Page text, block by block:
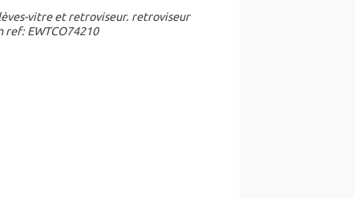
vitre et retroviseur. retroviseur
ref: EWTCO74210